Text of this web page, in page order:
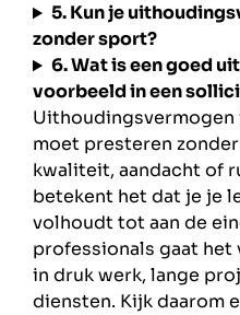
5. Kun je
zonder sport?
6. Wat is een goed
voorbeeld in een
Uithoudingsvermogen
moet presteren
kwaliteit, aandacht of
betekent het dat je je
volhoudt tot aan de
professionals gaat het
in druk werk, lange
diensten. Kijk daarom